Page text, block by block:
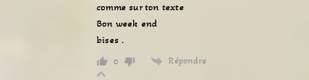
comme sur ton texte
Bon week end
bises .
0 Répondre